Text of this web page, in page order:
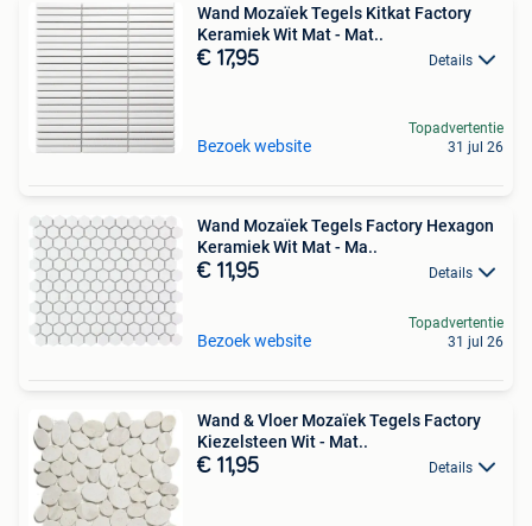
Wand Mozaïek Tegels Kitkat Factory
Keramiek Wit Mat - Mat..
€ 17,95 Details
Bezoek website
Topadvertentie
31 jul 26
Wand Mozaïek Tegels Factory Hexagon
Keramiek Wit Mat - Ma..
€ 11,95 Details
Bezoek website
Topadvertentie
31 jul 26
Wand & Vloer Mozaïek Tegels Factory
Kiezelsteen Wit - Mat..
€ 11,95 Details